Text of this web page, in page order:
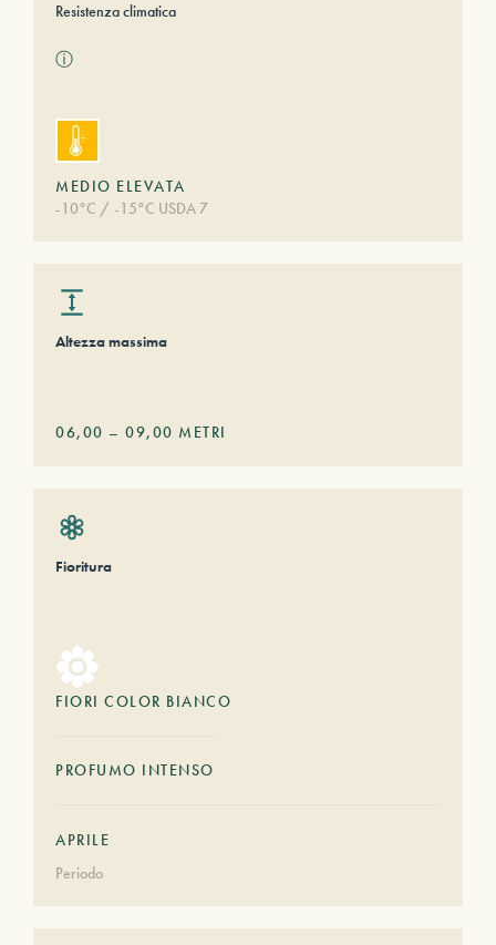
Resistenza climatica
ⓘ
MEDIO ELEVATA
-10°C / -15°C USDA 7
Altezza massima
06,00 – 09,00 METRI
Fioritura
FIORI COLOR BIANCO
PROFUMO INTENSO
APRILE
Periodo